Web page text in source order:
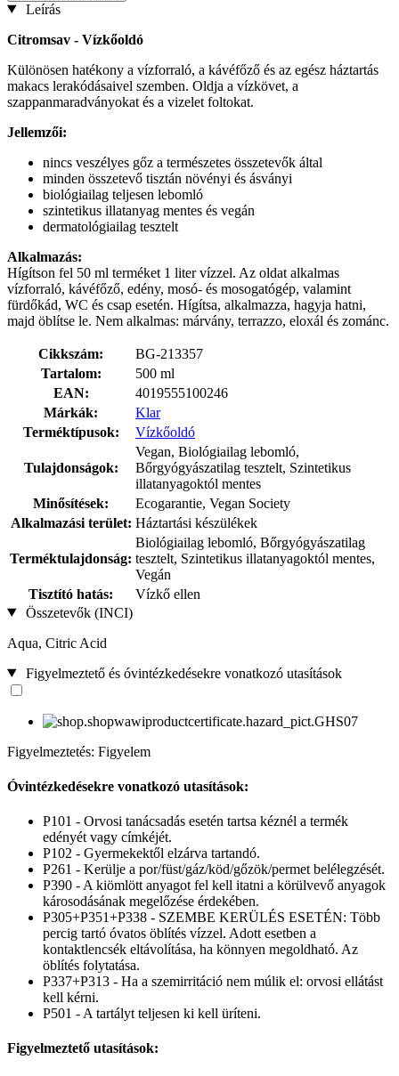
Leírás
Citromsav - Vízkőoldó
Különösen hatékony a vízforraló, a kávéfőző és az egész háztartás
makacs lerakódásaivel szemben. Oldja a vízkövet, a
szappanmaradványokat és a vizelet foltokat.
Jellemzői:
nincs veszélyes gőz a természetes összetevők által
minden összetevő tisztán növényi és ásványi
biológiailag teljesen lebomló
szintetikus illatanyag mentes és vegán
dermatológiailag tesztelt
Alkalmazás:
Hígítson fel 50 ml terméket 1 liter vízzel. Az oldat alkalmas
vízforraló, kávéfőző, edény, mosó- és mosogatógép, valamint
fürdőkád, WC és csap esetén. Hígítsa, alkalmazza, hagyja hatni,
majd öblítse le. Nem alkalmas: márvány, terrazzo, eloxál és zománc.
Cikkszám:
BG-213357
Tartalom:
500 ml
EAN:
4019555100246
Márkák:
Klar
Terméktípusok:
Vízkőoldó
Tulajdonságok:
Vegan, Biológiailag lebomló,
Bőrgyógyászatilag tesztelt, Szintetikus
illatanyagoktól mentes
Minősítések:
Ecogarantie, Vegan Society
Alkalmazási terület: Háztartási készülékek
Terméktulajdonság:
Biológiailag lebomló, Bőrgyógyászatilag
tesztelt, Szintetikus illatanyagoktól mentes,
Vegán
Tisztító hatás:
Vízkő ellen
Összetevők (INCI)
Aqua, Citric Acid
Figyelmeztető és óvintézkedésekre vonatkozó utasítások
Figyelmeztetés: Figyelem
Óvintézkedésekre vonatkozó utasítások:
P101 - Orvosi tanácsadás esetén tartsa kéznél a termék
edényét vagy címkéjét.
P102 - Gyermekektől elzárva tartandó.
P261 - Kerülje a por/füst/gáz/köd/gőzök/permet belélegzését.
P390 - A kiömlött anyagot fel kell itatni a körülvevő anyagok
károsodásának megelőzése érdekében.
P305+P351+P338 - SZEMBE KERÜLÉS ESETÉN: Több
percig tartó óvatos öblítés vízzel. Adott esetben a
kontaktlencsék eltávolítása, ha könnyen megoldható. Az
öblítés folytatása.
P337+P313 - Ha a szemirritáció nem múlik el: orvosi ellátást
kell kérni.
P501 - A tartályt teljesen ki kell üríteni.
Figyelmeztető utasítások: